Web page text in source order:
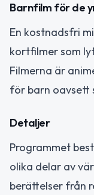
Barnfilm för de
En kostnadsfri
kortfilmer som
Filmerna är
för barn oavsett
Detaljer
Programmet
olika delar av
berättelser från